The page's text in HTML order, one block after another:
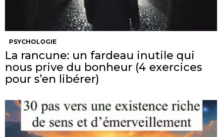
PSYCHOLOGIE
La rancune: un fardeau inutile qui
nous prive du bonheur (4 exercices
pour s’en libérer)